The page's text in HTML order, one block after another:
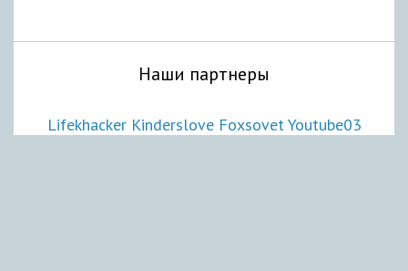
Наши партнеры
Lifekhacker Kinderslove Foxsovet Youtube03